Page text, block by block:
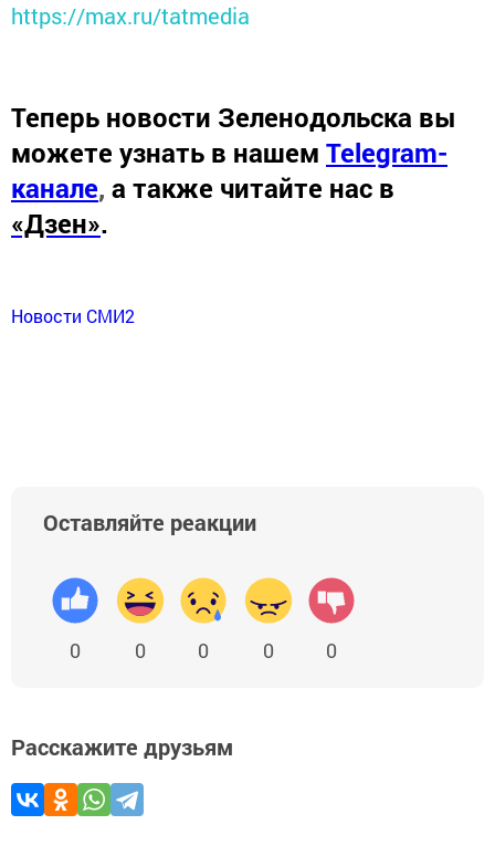
https://max.ru/tatmedia
Теперь новости Зеленодольска вы
можете узнать в нашем Telegram-
канале, а также читайте нас в
«Дзен».
Новости СМИ2
Оставляйте реакции
0 0 0 0 0
Расскажите друзьям